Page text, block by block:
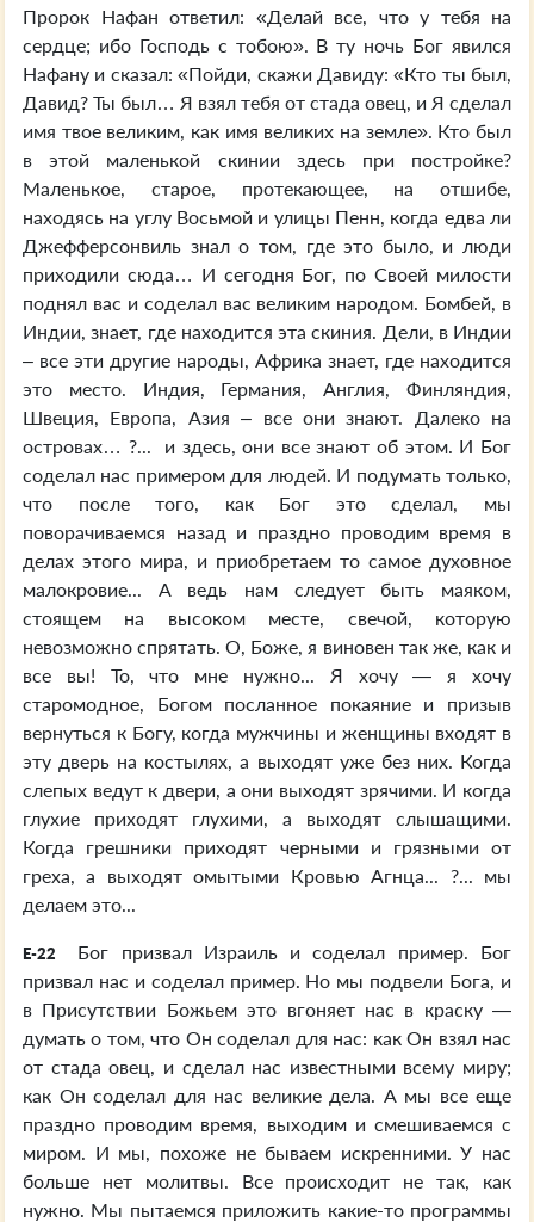
Пророк Нафан ответил: «Делай все, что у тебя на
сердце; ибо Господь с тобою». В ту ночь Бог явился
Нафану и сказал: «Пойди, скажи Давиду: «Кто ты был,
Давид? Ты был… Я взял тебя от стада овец, и Я сделал
имя твое великим, как имя великих на земле». Кто был
в этой маленькой скинии здесь при постройке?
Маленькое, старое, протекающее, на отшибе,
находясь на углу Восьмой и улицы Пенн, когда едва ли
Джефферсонвиль знал о том, где это было, и люди
приходили сюда… И сегодня Бог, по Своей милости
поднял вас и соделал вас великим народом. Бомбей, в
Индии, знает, где находится эта скиния. Дели, в Индии
– все эти другие народы, Африка знает, где находится
это место. Индия, Германия, Англия, Финляндия,
Швеция, Европа, Азия – все они знают. Далеко на
островах… ?... и здесь, они все знают об этом. И Бог
соделал нас примером для людей. И подумать только,
что после того, как Бог это сделал, мы
поворачиваемся назад и праздно проводим время в
делах этого мира, и приобретаем то самое духовное
малокровие... А ведь нам следует быть маяком,
стоящем на высоком месте, свечой, которую
невозможно спрятать. О, Боже, я виновен так же, как и
все вы! То, что мне нужно... Я хочу — я хочу
старомодное, Богом посланное покаяние и призыв
вернуться к Богу, когда мужчины и женщины входят в
эту дверь на костылях, а выходят уже без них. Когда
слепых ведут к двери, а они выходят зрячими. И когда
глухие приходят глухими, а выходят слышащими.
Когда грешники приходят черными и грязными от
греха, а выходят омытыми Кровью Агнца... ?... мы
делаем это...
E-22
Бог призвал Израиль и соделал пример. Бог
призвал нас и соделал пример. Но мы подвели Бога, и
в Присутствии Божьем это вгоняет нас в краску —
думать о том, что Он соделал для нас: как Он взял нас
от стада овец, и сделал нас известными всему миру;
как Он соделал для нас великие дела. А мы все еще
праздно проводим время, выходим и смешиваемся с
миром. И мы, похоже не бываем искренними. У нас
больше нет молитвы. Все происходит не так, как
нужно. Мы пытаемся приложить какие-то программы